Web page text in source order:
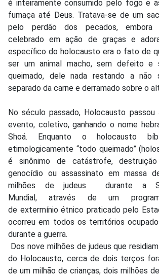
é inteiramente consumido pelo fogo e
fumaça até Deus. Tratava-se de um
pelo perdão dos pecados, embora
celebrado em ação de graças e
específico do holocausto era o fato de
ser um animal macho, sem defeito e
queimado, dele nada restando a não
separado da carne e derramado sobre o
No século passado, Holocausto passou
evento, coletivo, ganhando o nome
Shoá. Enquanto o holocausto
etimologicamente “todo queimado”
é sinônimo de catástrofe,
genocídio ou assassinato em massa
milhões de judeus durante a
Mundial, através de um
de extermínio étnico praticado pelo
ocorreu em todos os territórios
durante a guerra.
Dos nove milhões de judeus que
do Holocausto, cerca de dois terços
de um milhão de crianças, dois milhões